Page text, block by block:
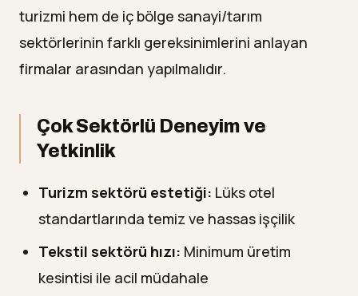
turizmi hem de iç bölge sanayi/tarım
sektörlerinin farklı gereksinimlerini anlayan
firmalar arasından yapılmalıdır.
Çok Sektörlü Deneyim ve
Yetkinlik
Turizm sektörü estetiği: Lüks otel
standartlarında temiz ve hassas işçilik
Tekstil sektörü hızı: Minimum üretim
kesintisi ile acil müdahale